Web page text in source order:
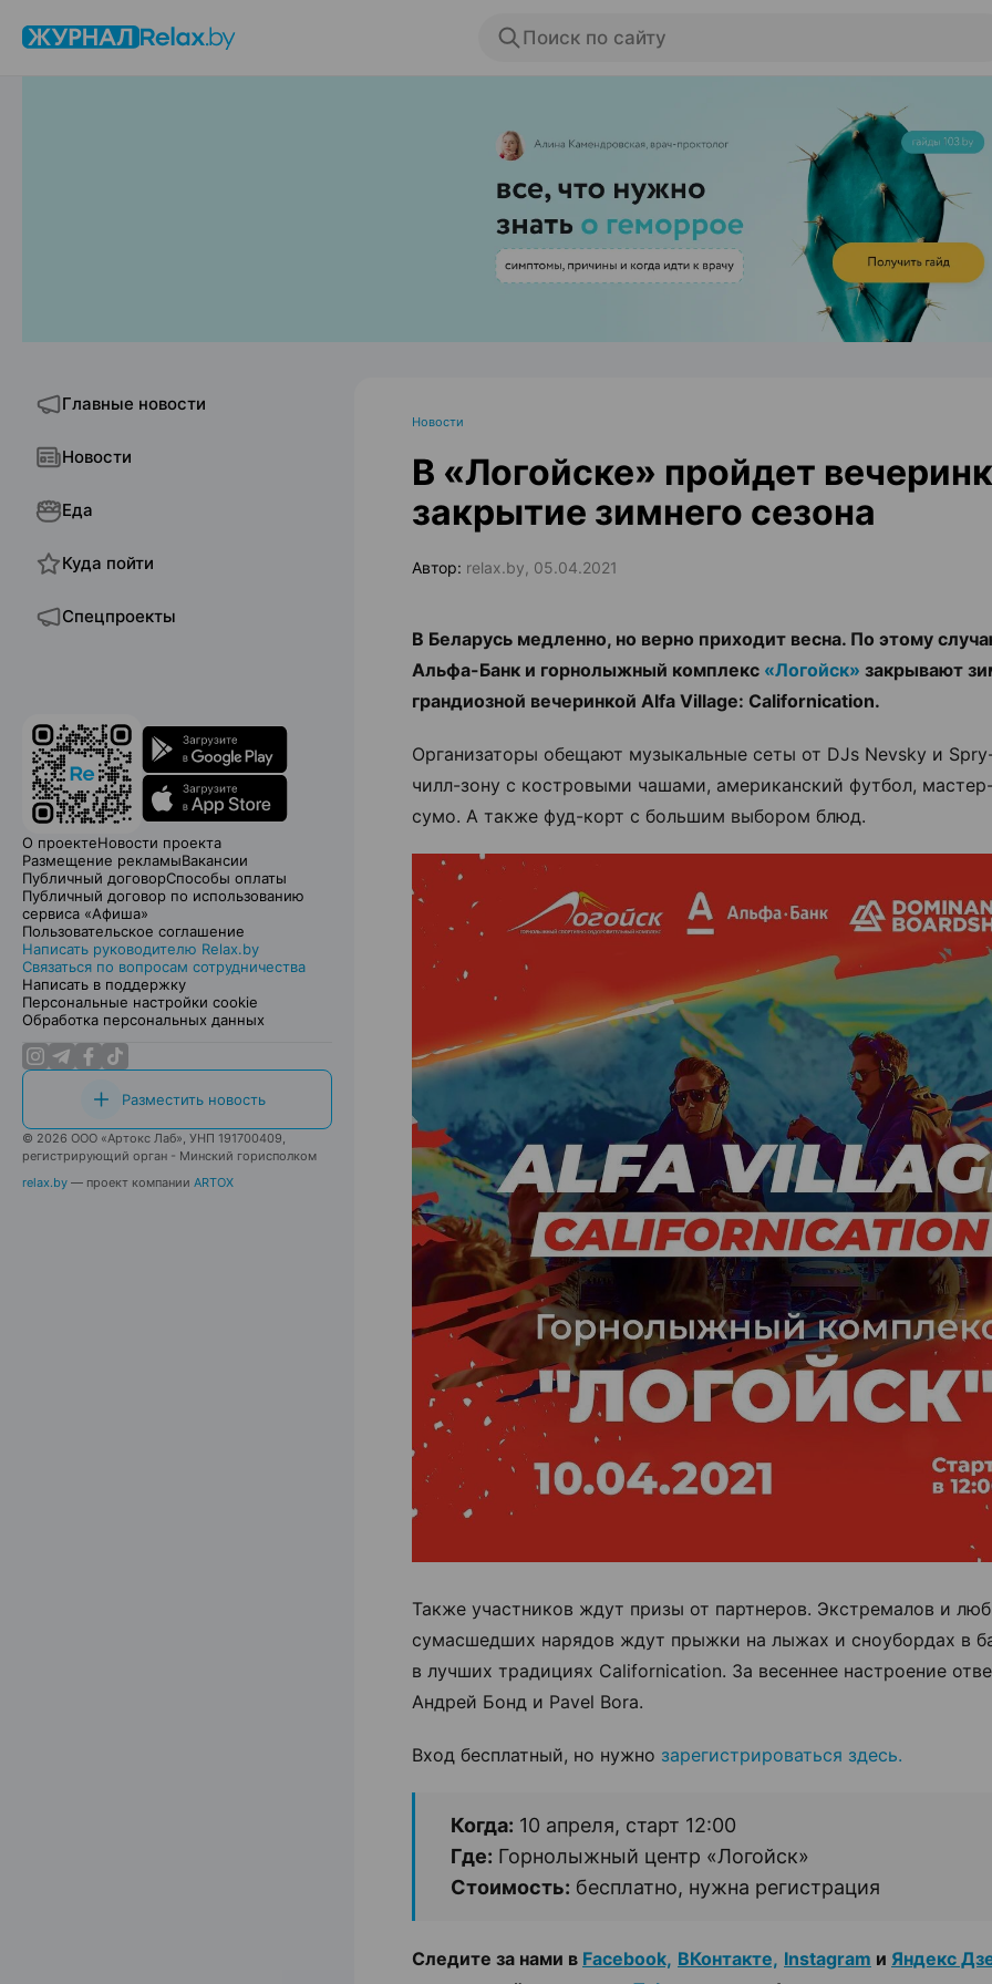
Поиск по сайту
ЭФФЕКТИВНАЯ РЕКЛАМА НА САЙТЕ
Главные новости
Новости
Еда
Куда пойти
Спецпроекты
О проектеНовости проекта
Размещение рекламыВакансии
Публичный договорСпособы оплаты
Публичный договор по использованию
сервиса «Афиша»
Пользовательское соглашение
Написать руководителю Relax.by
Связаться по вопросам сотрудничества
Написать в поддержку
Персональные настройки cookie
Обработка персональных данных
Разместить новость
© 2026 ООО «Артокс Лаб», УНП 191700409,
регистрирующий орган - Минский горисполком
relax.by — проект компании ARTOX
Новости
В «Логойске» пройдет
закрытие зимнего сезона
Автор: relax.by, 05.04.2021
В Беларусь медленно, но верно приходит весна. По этому
Альфа-Банк и горнолыжный комплекс «Логойск» закрывают
грандиозной вечеринкой Alfa Village: Californication.
Организаторы обещают музыкальные сеты от DJs Nevsky и
чилл-зону с костровыми чашами, американский футбол,
сумо. А также фуд-корт с большим выбором блюд.
Также участников ждут призы от партнеров. Экстремалов и
сумасшедших нарядов ждут прыжки на лыжах и сноубордах в
в лучших традициях Californication. За весеннее настроение
Андрей Бонд и Pavel Bora.
Вход бесплатный, но нужно зарегистрироваться здесь.
Когда: 10 апреля, старт 12:00
Где: Горнолыжный центр «Логойск»
Стоимость: бесплатно, нужна регистрация
Следите за нами в Facebook, ВКонтакте, Instagram и Яндекс